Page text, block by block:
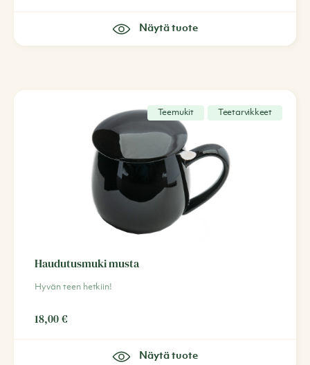
Näytä tuote
Teemukit Teetarvikkeet
Haudutusmuki musta
Hyvän teen hetkiin!
18,00€
Näytä tuote